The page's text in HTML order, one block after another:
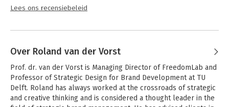
Lees ons recensiebeleid
Over Roland van der Vorst
Prof. dr. van der Vorst is Managing Director of FreedomLab and
Professor of Strategic Design for Brand Development at TU
Delft. Roland has always worked at the crossroads of strategic
and creative thinking and is considered a thought leader in the